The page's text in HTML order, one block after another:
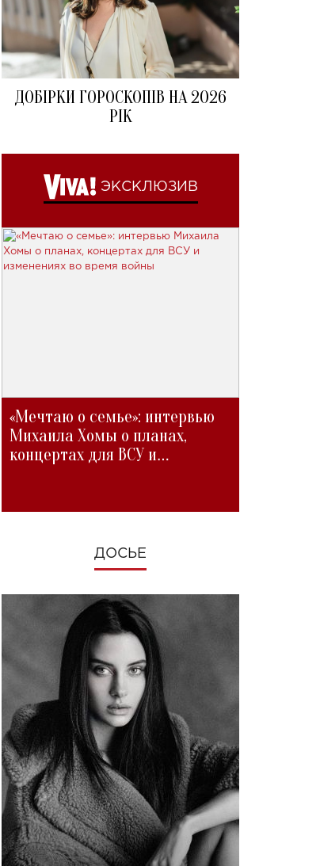
ДОБІРКИ ГОРОСКОПІВ НА 2026
РІК
ЭКСКЛЮЗИВ
«Мечтаю о семье»: интервью
Михаила Хомы о планах,
концертах для ВСУ и
ДОСЬЕ